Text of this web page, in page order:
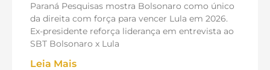
Paraná Pesquisas mostra Bolsonaro como único
da direita com força para vencer Lula em 2026.
Ex-presidente reforça liderança em entrevista ao
SBT Bolsonaro x Lula
Leia Mais